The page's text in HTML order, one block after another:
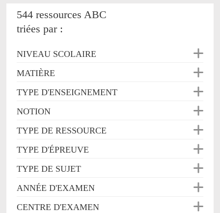
544 ressources ABC
triées par :
NIVEAU SCOLAIRE
MATIÈRE
TYPE D'ENSEIGNEMENT
NOTION
TYPE DE RESSOURCE
TYPE D'ÉPREUVE
TYPE DE SUJET
ANNÉE D'EXAMEN
CENTRE D'EXAMEN